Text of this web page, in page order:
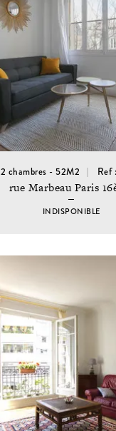
2 chambres - 52M2 Ref
rue Marbeau Paris
INDISPONIBLE